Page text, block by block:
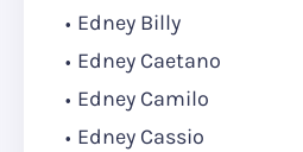
Edney Billy
Edney Caetano
Edney Camilo
Edney Cassio